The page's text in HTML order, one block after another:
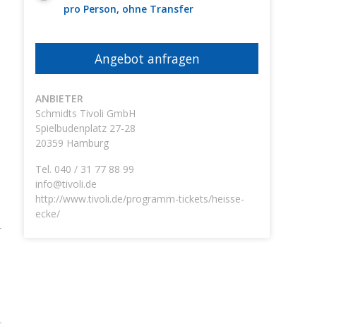
pro Person, ohne Transfer
Angebot anfragen
ANBIETER
Schmidts Tivoli GmbH
Spielbudenplatz 27-28
20359 Hamburg
Tel. 040 / 31 77 88 99
info@tivoli.de
http://www.tivoli.de/programm-tickets/heisse-
ecke/